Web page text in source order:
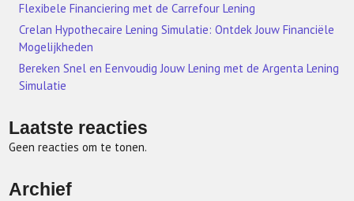
Flexibele Financiering met de Carrefour Lening
Crelan Hypothecaire Lening Simulatie: Ontdek Jouw Financiële
Mogelijkheden
Bereken Snel en Eenvoudig Jouw Lening met de Argenta Lening
Simulatie
Laatste reacties
Geen reacties om te tonen.
Archief